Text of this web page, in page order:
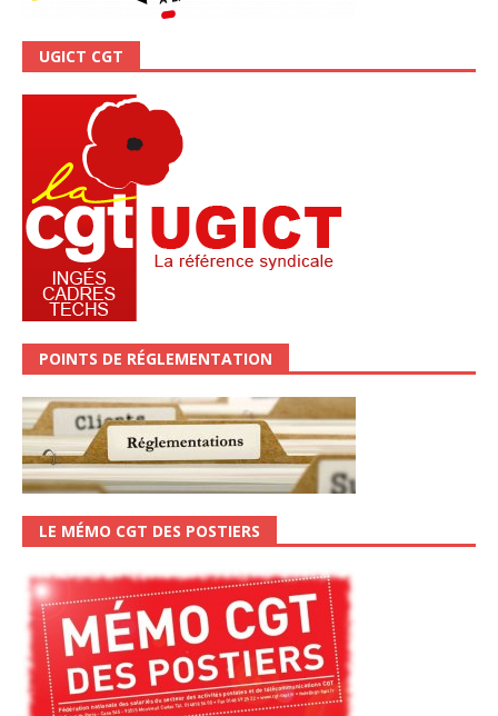
UGICT CGT
POINTS DE RÉGLEMENTATION
LE MÉMO CGT DES POSTIERS